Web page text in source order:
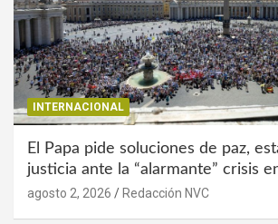
INTERNACIONAL
El Papa pide soluciones de paz,
justicia ante la “alarmante” crisis
agosto 2, 2026 Redacción NVC